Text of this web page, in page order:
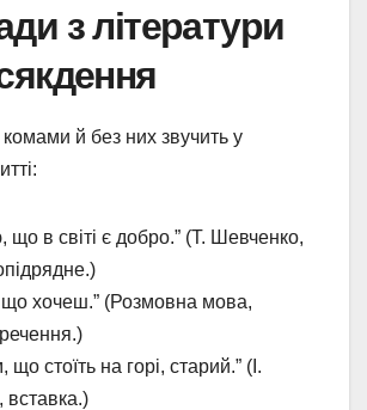
з літератури
комами й без них звучить у
що в світі є добро.” (Т. Шевченко,
хочеш.” (Розмовна мова,
що стоїть на горі, старий.” (І.
вставка.)